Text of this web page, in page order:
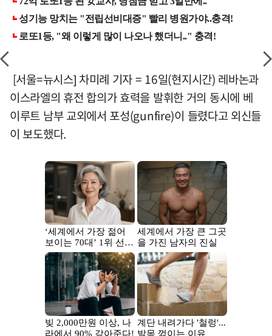
[서울=뉴시스] 차미례 기자 = 16일(현지시간) 레바논과
이스라엘의 휴전 합의가 효력을 발휘한 거의 동시에 베
이루트 남부 교외에서 포성(gunfire)이 들렸다고 외신들
이 보도했다.